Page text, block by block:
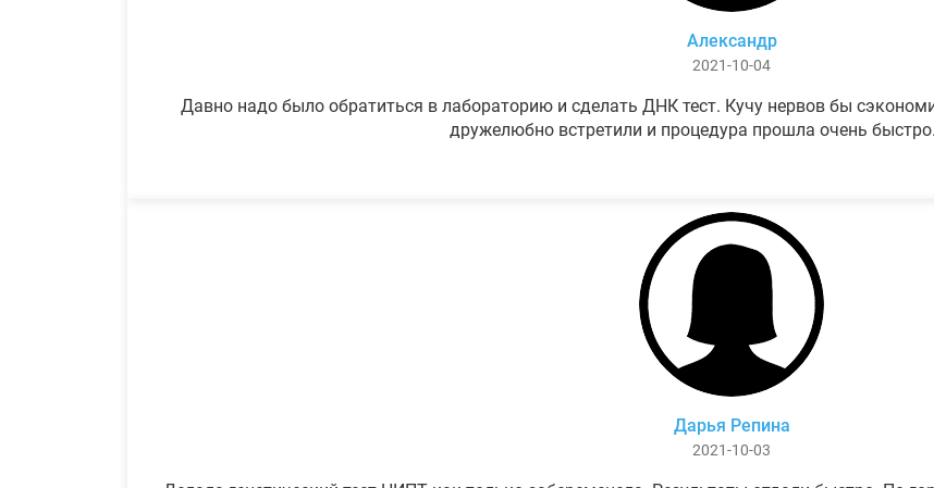
Александр
2021-10-04
Давно надо было обратиться в лабораторию и сделать ДНК тест. Кучу нервов бы
дружелюбно встретили и процедура прошла очень
Дарья Репина
2021-10-03